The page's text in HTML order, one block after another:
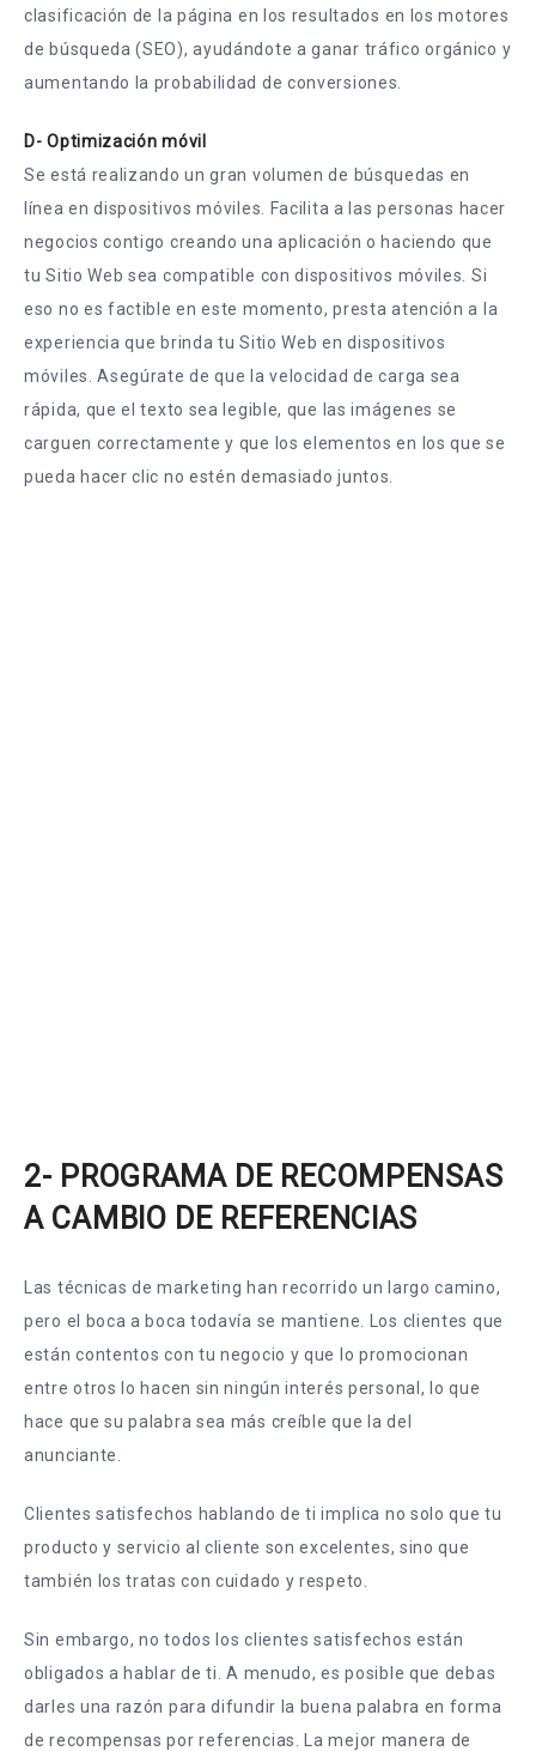
clasificación de la página en los resultados en los motores
de búsqueda (SEO), ayudándote a ganar tráfico orgánico y
aumentando la probabilidad de conversiones.
D- Optimización móvil
Se está realizando un gran volumen de búsquedas en
línea en dispositivos móviles. Facilita a las personas hacer
negocios contigo creando una aplicación o haciendo que
tu Sitio Web sea compatible con dispositivos móviles. Si
eso no es factible en este momento, presta atención a la
experiencia que brinda tu Sitio Web en dispositivos
móviles. Asegúrate de que la velocidad de carga sea
rápida, que el texto sea legible, que las imágenes se
carguen correctamente y que los elementos en los que se
pueda hacer clic no estén demasiado juntos.
2- PROGRAMA DE RECOMPENSAS
A CAMBIO DE REFERENCIAS
Las técnicas de marketing han recorrido un largo camino,
pero el boca a boca todavía se mantiene. Los clientes que
están contentos con tu negocio y que lo promocionan
entre otros lo hacen sin ningún interés personal, lo que
hace que su palabra sea más creíble que la del
anunciante.
Clientes satisfechos hablando de ti implica no solo que tu
producto y servicio al cliente son excelentes, sino que
también los tratas con cuidado y respeto.
Sin embargo, no todos los clientes satisfechos están
obligados a hablar de ti. A menudo, es posible que debas
darles una razón para difundir la buena palabra en forma
de recompensas por referencias. La mejor manera de